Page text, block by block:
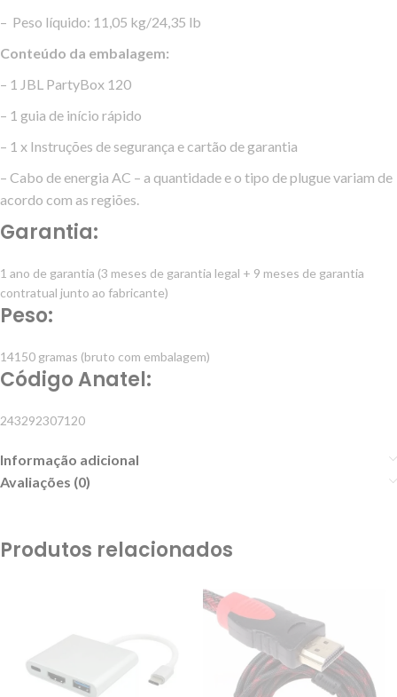
– Peso líquido: 11,05 kg/24,35 lb
Conteúdo da embalagem:
– 1 JBL PartyBox 120
– 1 guia de início rápido
– 1 x Instruções de segurança e cartão de garantia
– Cabo de energia AC – a quantidade e o tipo de plugue variam de
acordo com as regiões.
Garantia:
1 ano de garantia (3 meses de garantia legal + 9 meses de garantia
contratual junto ao fabricante)
Peso:
14150 gramas (bruto com embalagem)
Código Anatel:
243292307120
Informação adicional
Avaliações (0)
Produtos relacionados